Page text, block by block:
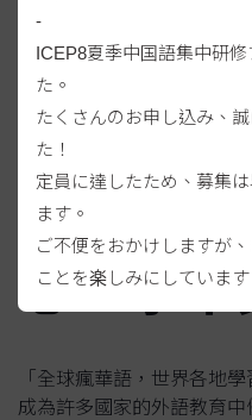
2000+
位以上學生
來淡江
心，學中
「全球瘋華語，世界各地
成為許多國家的外語教育
-
ICEP8夏季中国語集中研
た。
たくさんのお申し込み、
た！
定員に達したため、募集
ます。
ご不便をおかけしますが
ことを楽しみにしています